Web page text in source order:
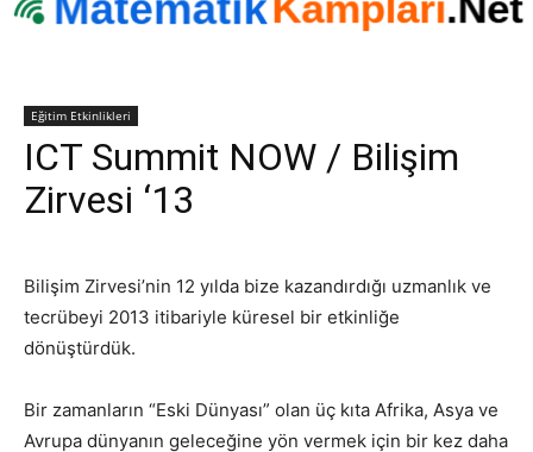
Eğitim Etkinlikleri
ICT Summit NOW / Bilişim
Zirvesi ‘13
Bilişim Zirvesi’nin 12 yılda bize kazandırdığı uzmanlık ve
tecrübeyi 2013 itibariyle küresel bir etkinliğe
dönüştürdük.
Bir zamanların “Eski Dünyası” olan üç kıta Afrika, Asya ve
Avrupa dünyanın geleceğine yön vermek için bir kez daha